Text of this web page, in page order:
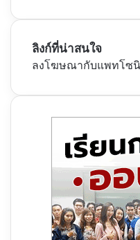
ลิงก์ที่น่าสนใจ
ลงโฆษณากับแพทโซ